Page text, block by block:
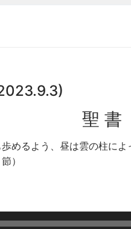
聖 書
めるよう、昼は雲の柱に
）